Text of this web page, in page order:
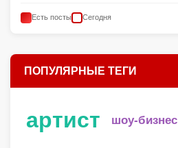
Есть посты Сегодня
ПОПУЛЯРНЫЕ ТЕГИ
артист шоу-бизнес